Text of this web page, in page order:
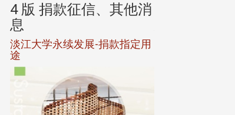
4 版 捐款征信、其他消
息
淡江大学永续发展-捐款指定用
途